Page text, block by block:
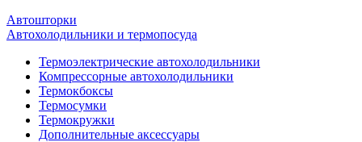
Автошторки
Автохолодильники и термопосуда
Термоэлектрические автохолодильники
Компрессорные автохолодильники
Термокбоксы
Термосумки
Термокружки
Дополнительные аксессуары